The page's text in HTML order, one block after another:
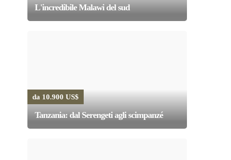
L'incredibile Malawi del sud
da 10.900 US$
Tanzania: dal Serengeti agli scimpanzé